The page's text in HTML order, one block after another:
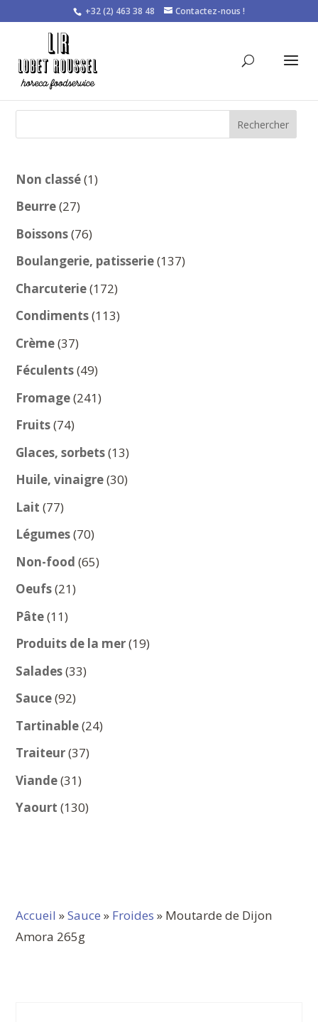
+32 (2) 463 38 48 Contactez-nous !
Rechercher
Non classé 11
Beurre 2727
produits
Boissons 7676
produits
Boulangerie, patisserie 137137
Charcuterie 172172
produits
Condiments 113113
Crème 3737
produits
Féculents 4949
produits
Fromage 241241
Fruits 7474
produits
Glaces, sorbets 1313
produits
Huile, vinaigre 3030
Lait 7777
produits
Légumes 7070
produits
Non-food 6565
Oeufs 2121
Pâte 1111
produits
Produits de la mer 1919
Salades 3333
Sauce 9292
produits
Tartinable 2424
Traiteur 3737
Viande 3131
produits
Yaourt 130130
Accueil »Sauce » Froides » Moutarde de Dijon
Amora 265g